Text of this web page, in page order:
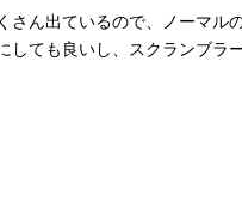
さん出ているので、ノーマル
しても良いし、スクランブラ